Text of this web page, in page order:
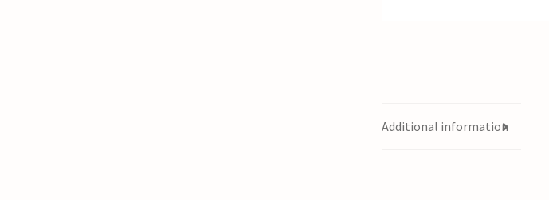
Additional information